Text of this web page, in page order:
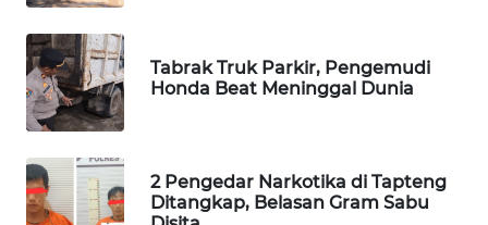
Tabrak Truk Parkir, Pengemudi
Honda Beat Meninggal Dunia
2 Pengedar Narkotika di Tapteng
Ditangkap, Belasan Gram Sabu
FORJASIDA
TAMBANG
NEWS
SITUNGIR
NEWS